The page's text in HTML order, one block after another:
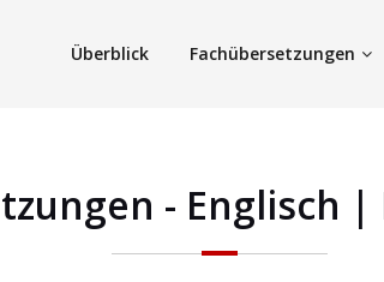
Überblick Fachübersetzungen
- Englisch